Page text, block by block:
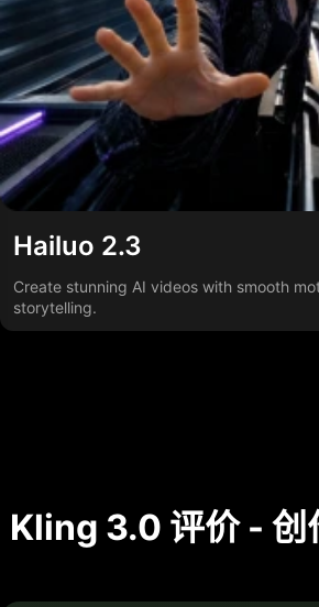
Hailuo 2.3
Create stunning AI videos with smooth
storytelling.
Kling 3.0 评价 - 创